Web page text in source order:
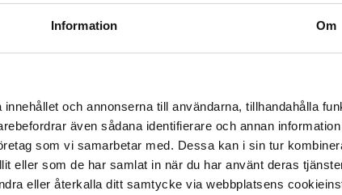
Information Om
och annonserna till användarna, tillhandahålla
även sådana identifierare och annan
som vi samarbetar med. Dessa kan i sin tur
eller som de har samlat in när du har använt deras
eller återkalla ditt samtycke via webbplatsens
3-in-1 Cleanser
Pris online
149 kr
Köp båda för:
hud